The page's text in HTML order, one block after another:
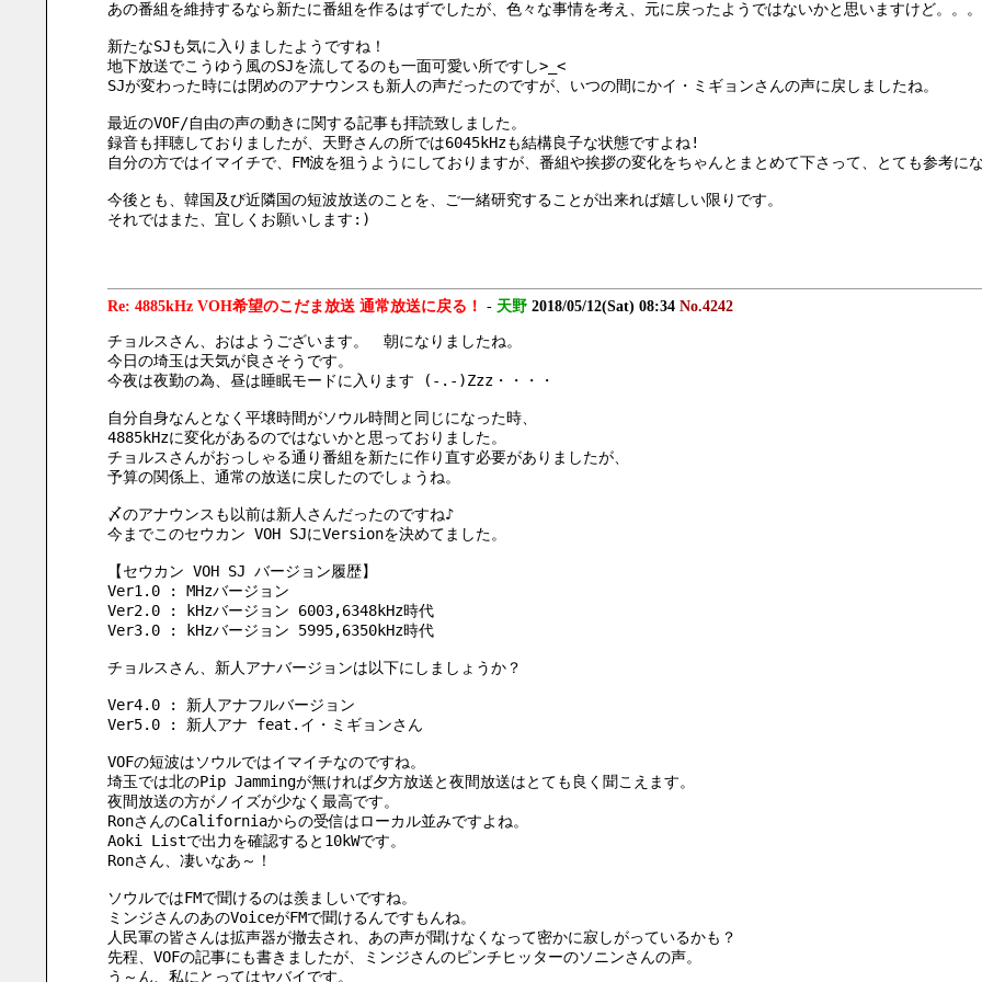
あの番組を維持するなら新たに番組を作るはずでしたが、色々な事情を考え、元に戻ったようではないかと思いますけど。。。
新たなSJも気に入りましたようですね！
地下放送でこうゆう風のSJを流してるのも一面可愛い所ですし>_<
SJが変わった時には閉めのアナウンスも新人の声だったのですが、いつの間にかイ・ミギョンさんの声に戻しましたね。
最近のVOF/自由の声の動きに関する記事も拝読致しました。
録音も拝聴しておりましたが、天野さんの所では6045kHzも結構良子な状態ですよね!
自分の方ではイマイチで、FM波を狙うようにしておりますが、番組や挨拶の変化をちゃんとまとめて下さって、とても参考にな
今後とも、韓国及び近隣国の短波放送のことを、ご一緒研究することが出来れば嬉しい限りです。
それではまた、宜しくお願いします:)
Re: 4885kHz VOH希望のこだま放送 通常放送に戻る！ - 天野 2018/05/12(Sat) 08:34 No.4242
チョルスさん、おはようございます。　朝になりましたね。
今日の埼玉は天気が良さそうです。
今夜は夜勤の為、昼は睡眠モードに入ります (-.-)Zzz・・・・
自分自身なんとなく平壌時間がソウル時間と同じになった時、
4885kHzに変化があるのではないかと思っておりました。
チョルスさんがおっしゃる通り番組を新たに作り直す必要がありましたが、
予算の関係上、通常の放送に戻したのでしょうね。
〆のアナウンスも以前は新人さんだったのですね♪
今までこのセウカン VOH SJにVersionを決めてました。
【セウカン VOH SJ バージョン履歴】
Ver1.0 : MHzバージョン
Ver2.0 : kHzバージョン 6003,6348kHz時代
Ver3.0 : kHzバージョン 5995,6350kHz時代
チョルスさん、新人アナバージョンは以下にしましょうか？
Ver4.0 : 新人アナフルバージョン
Ver5.0 : 新人アナ feat.イ・ミギョンさん
VOFの短波はソウルではイマイチなのですね。
埼玉では北のPip Jammingが無ければ夕方放送と夜間放送はとても良く聞こえます。
夜間放送の方がノイズが少なく最高です。
RonさんのCaliforniaからの受信はローカル並みですよね。
Aoki Listで出力を確認すると10kWです。
Ronさん、凄いなあ～！
ソウルではFMで聞けるのは羨ましいですね。
ミンジさんのあのVoiceがFMで聞けるんですもんね。
人民軍の皆さんは拡声器が撤去され、あの声が聞けなくなって密かに寂しがっているかも？
先程、VOFの記事にも書きましたが、ミンジさんのピンチヒッターのソニンさんの声。
う～ん、私にとってはヤバイです。